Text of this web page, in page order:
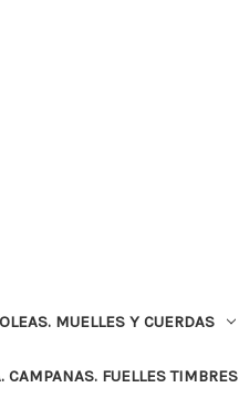
MUELLES Y CUERDAS
FUELLES TIMBRES